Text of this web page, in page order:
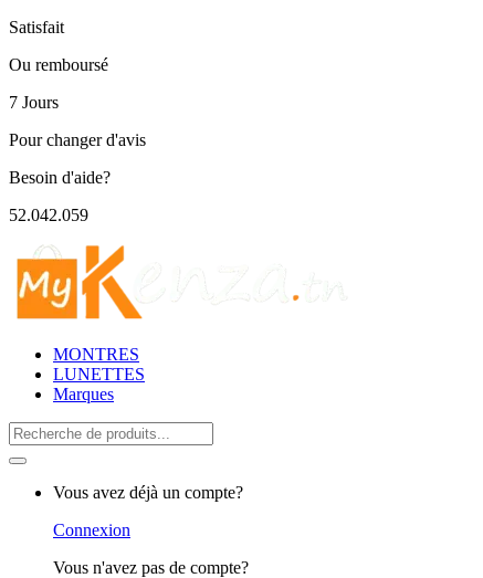
Satisfait
Ou remboursé
7 Jours
Pour changer d'avis
Besoin d'aide?
52.042.059
MONTRES
LUNETTES
Marques
Search
for:
Vous avez déjà un compte?
Connexion
Vous n'avez pas de compte?